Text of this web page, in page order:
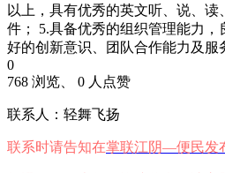
以上，具有优秀的英文听、说、
件； 5.具备优秀的组织管理能力，
好的创新意识、团队合作能力及服
0
768 浏览、 0 人点赞
联系人：轻舞飞扬
联系时请告知在掌联江阴—便民发